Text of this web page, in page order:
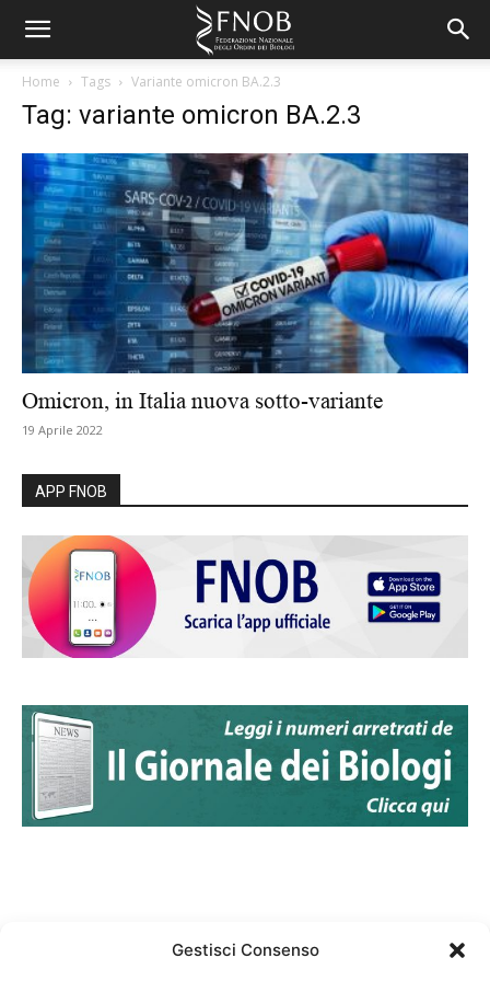
Gestisci Consenso
Home Tags Variante omicron BA.2.3
Tag: variante omicron BA.2.3
Omicron, in Italia nuova sotto-variante
19 Aprile 2022
APP FNOB